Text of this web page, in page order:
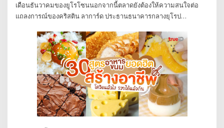
เดือนธันวาคมของยูโรโซนนอกจากนี้ตลาดยังต้องให้ความสนใจต่อ
แถลงการณ์ของคริสติน ลาการ์ด ประธานธนาคารกลางยุโรป…